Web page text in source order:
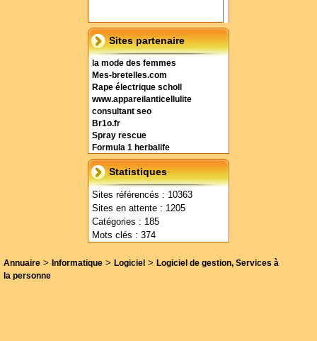
Sites partenaire
la mode des femmes
Mes-bretelles.com
Rape électrique scholl
www.appareilanticellulite
consultant seo
Br1o.fr
Spray rescue
Formula 1 herbalife
Statistiques
Sites référencés : 10363
Sites en attente : 1205
Catégories : 185
Mots clés : 374
Annuaire > Informatique > Logiciel > Logiciel de gestion, Services à
la personne